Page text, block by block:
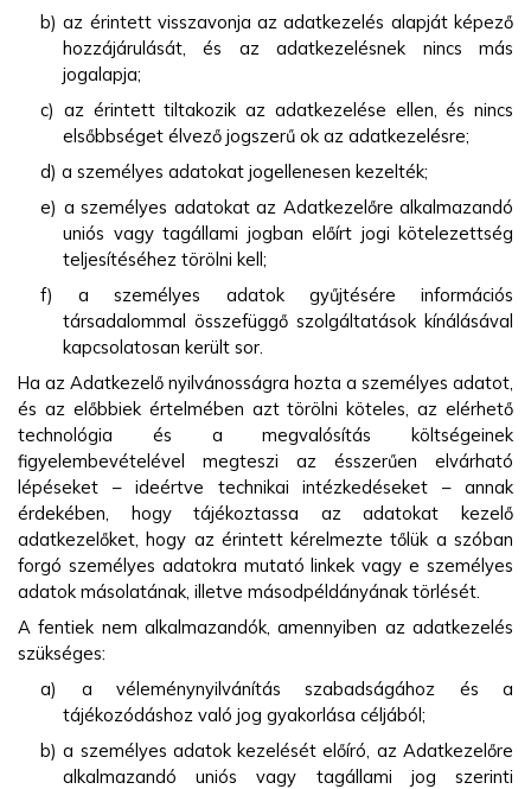
b) az érintett visszavonja az adatkezelés alapját képező
hozzájárulását, és az adatkezelésnek nincs más
jogalapja;
c) az érintett tiltakozik az adatkezelése ellen, és nincs
elsőbbséget élvező jogszerű ok az adatkezelésre;
d) a személyes adatokat jogellenesen kezelték;
e) a személyes adatokat az Adatkezelőre alkalmazandó
uniós vagy tagállami jogban előírt jogi kötelezettség
teljesítéséhez törölni kell;
f) a személyes adatok gyűjtésére információs
társadalommal összefüggő szolgáltatások kínálásával
kapcsolatosan került sor.
Ha az Adatkezelő nyilvánosságra hozta a személyes adatot,
és az előbbiek értelmében azt törölni köteles, az elérhető
technológia és a megvalósítás költségeinek
figyelembevételével megteszi az ésszerűen elvárható
lépéseket – ideértve technikai intézkedéseket – annak
érdekében, hogy tájékoztassa az adatokat kezelő
adatkezelőket, hogy az érintett kérelmezte tőlük a szóban
forgó személyes adatokra mutató linkek vagy e személyes
adatok másolatának, illetve másodpéldányának törlését.
A fentiek nem alkalmazandók, amennyiben az adatkezelés
szükséges:
a) a véleménynyilvánítás szabadságához és a
tájékozódáshoz való jog gyakorlása céljából;
b) a személyes adatok kezelését előíró, az Adatkezelőre
alkalmazandó uniós vagy tagállami jog szerinti